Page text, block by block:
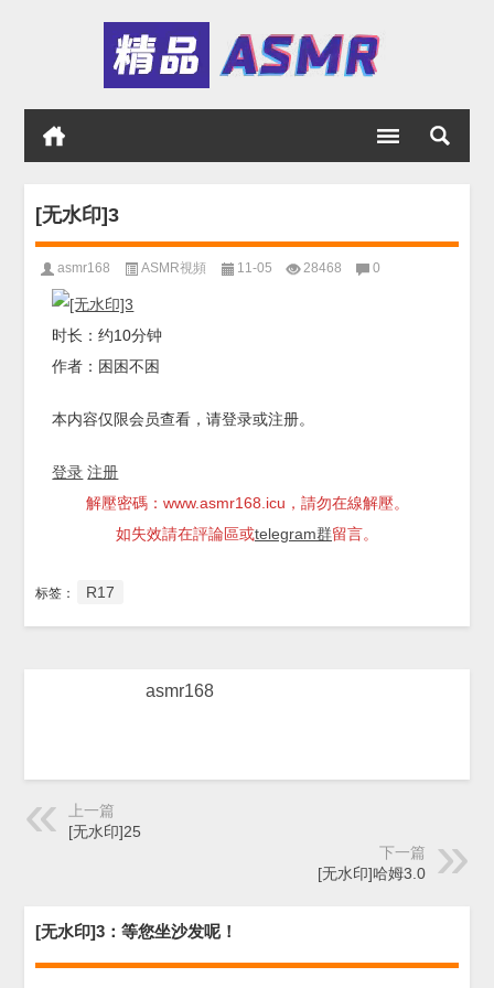
[无水印]3
asmr168 ASMR視頻 11-05 28468 0
时长：约10分钟
作者：困困不困
本内容仅限会员查看，请登录或注册。
登录 注册
解壓密碼：www.asmr168.icu，請勿在線解壓。
如失效請在評論區或telegram群留言。
标签： R17
asmr168
上一篇
[无水印]25
下一篇
[无水印]哈姆3.0
[无水印]3：等您坐沙发呢！